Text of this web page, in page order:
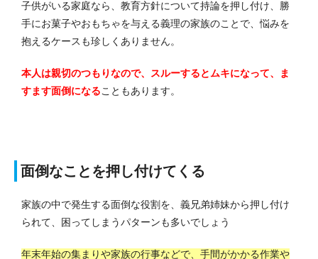
子供がいる家庭なら、教育方針について持論を押し付け、勝
手にお菓子やおもちゃを与える義理の家族のことで、悩みを
抱えるケースも珍しくありません。
本人は親切のつもりなので、スルーするとムキになって、ま
すます面倒になることもあります。
面倒なことを押し付けてくる
家族の中で発生する面倒な役割を、義兄弟姉妹から押し付け
られて、困ってしまうパターンも多いでしょう
年末年始の集まりや家族の行事などで、手間がかかる作業や